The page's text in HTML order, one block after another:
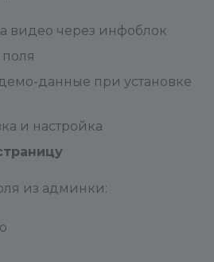
видео через инфоблок
данные при установке
и настройка
из админки: